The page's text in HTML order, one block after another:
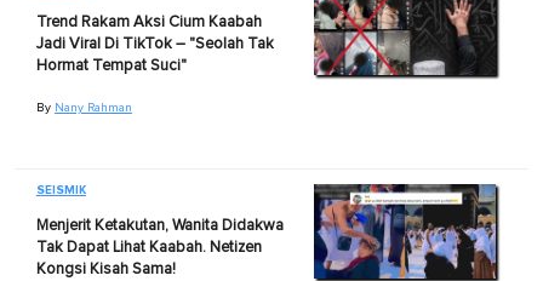
Trend Rakam Aksi Cium Kaabah
Jadi Viral Di TikTok – "Seolah Tak
Hormat Tempat Suci"
By Nany Rahman
SEISMIK
Menjerit Ketakutan, Wanita Didakwa
Tak Dapat Lihat Kaabah. Netizen
Kongsi Kisah Sama!